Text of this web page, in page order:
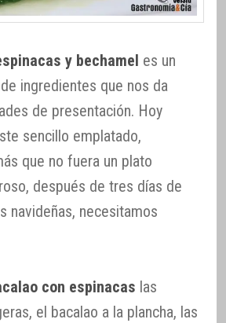
y bechamel es un
ingredientes que nos da
de presentación. Hoy
sencillo emplatado,
que no fuera un plato
después de tres días de
navideñas, necesitamos
con espinacas las
el bacalao a la plancha, las